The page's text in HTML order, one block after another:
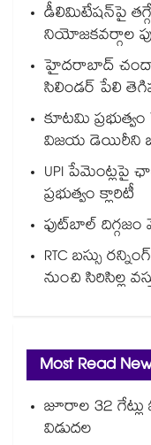
డీలిమిటేషన్‎పై
నియోజకవర్గాల
హైదరాబాద్⁪
సిలిండర్ పేలి
కూటమి
విజయ డెయిరీని
UPI పేమెంట్లపై
ప్రభుత్వం క్లారిటీ
ఫుట్‎బాల్ దిగ్గజం
RTC బస్సు
నుంచి సిరిసిల్ల
Most Read
జూరాల 32 గేట్లు
విడుదల